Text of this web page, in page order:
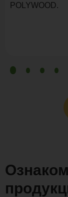
POLYWOOD.